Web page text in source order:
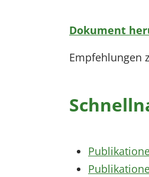
Dokument
Empfehlungen